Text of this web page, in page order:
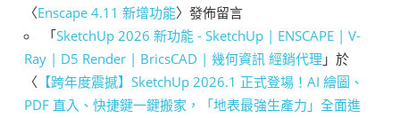
〈Enscape 4.11 新增功能〉發佈留言
「SketchUp 2026 新功能 - SketchUp | ENSCAPE | V-
Ray | D5 Render | BricsCAD | 幾何資訊 經銷代理 」於
〈 【跨年度震撼】SketchUp 2026.1 正式登場！AI 繪圖、
PDF 直入、快捷鍵一鍵搬家，「地表最強生產力」全面進